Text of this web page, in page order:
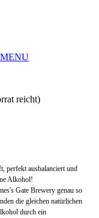
reicht)
perfekt ausbalanciert und
Alkohol!
Gate Brewery genau so
die gleichen natürlichen
durch ein